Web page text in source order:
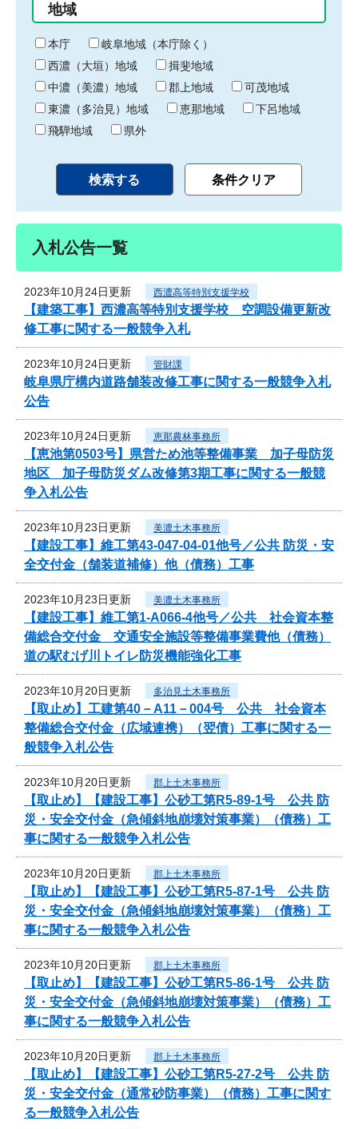
り
終
わ
り
地域
本庁
岐阜地域（本庁除く）
西濃（大垣）地域
揖斐地域
中濃（美濃）地域
郡上地域
可茂地域
東濃（多治見）地域
恵那地域
下呂地域
飛騨地域
県外
入札公告一覧
2023年10月24日更新 西濃高等特別支援学校
【建築工事】西濃高等特別支援学校 空調設備更新改
修工事に関する一般競争入札
2023年10月24日更新 管財課
岐阜県庁構内道路舗装改修工事に関する一般競争入札
公告
2023年10月24日更新 恵那農林事務所
【恵池第0503号】県営ため池等整備事業 加子母防災
地区 加子母防災ダム改修第3期工事に関する一般競
争入札公告
2023年10月23日更新 美濃土木事務所
【建設工事】維工第43-047-04-01他号／公共 防災・安
全交付金（舗装道補修）他（債務）工事
2023年10月23日更新 美濃土木事務所
【建設工事】維工第1-A066-4他号／公共 社会資本整
備総合交付金 交通安全施設等整備事業費他（債務）
道の駅むげ川トイレ防災機能強化工事
2023年10月20日更新 多治見土木事務所
【取止め】工建第40－A11－004号 公共 社会資本
整備総合交付金（広域連携）（翌債）工事に関する一
般競争入札公告
2023年10月20日更新 郡上土木事務所
【取止め】【建設工事】公砂工第R5-89-1号 公共 防
災・安全交付金（急傾斜地崩壊対策事業）（債務）工
事に関する一般競争入札公告
2023年10月20日更新 郡上土木事務所
【取止め】【建設工事】公砂工第R5-87-1号 公共 防
災・安全交付金（急傾斜地崩壊対策事業）（債務）工
事に関する一般競争入札公告
2023年10月20日更新 郡上土木事務所
【取止め】【建設工事】公砂工第R5-86-1号 公共 防
災・安全交付金（急傾斜地崩壊対策事業）（債務）工
事に関する一般競争入札公告
2023年10月20日更新 郡上土木事務所
【取止め】【建設工事】公砂工第R5-27-2号 公共 防
災・安全交付金（通常砂防事業）（債務）工事に関す
る一般競争入札公告